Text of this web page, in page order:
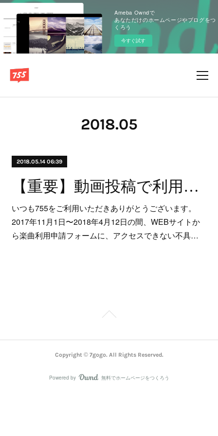
Ameba Owndで
あなただけのホームページやブログをつ
くろう
今すぐ試す
2018.05
2018.05.14 06:39
【重要】動画投稿で利用した楽曲の再申請のお願い
いつも755をご利用いただきありがとうございます。
2017年11月1日〜2018年4月12日の間、WEBサイトか
ら楽曲利用申請フォームに、アクセスできない不具…
Copyright © 7gogo. All Rights Reserved.
Powered by AmebaOwnd
無料でホームページをつくろう